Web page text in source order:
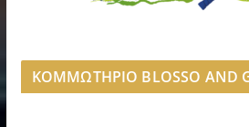
ΚΟΜΜΩΤΗΡΙΟ BLOSSO AND